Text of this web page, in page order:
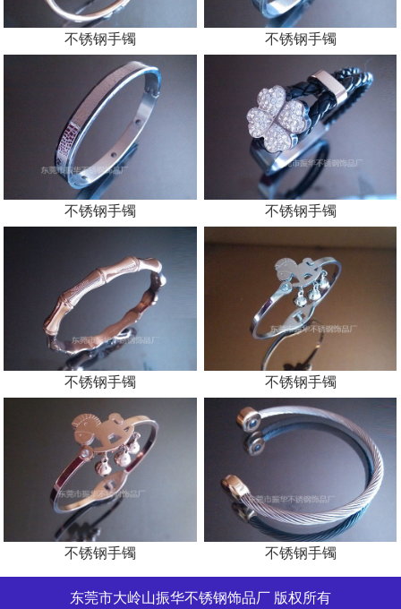
不锈钢手镯 不锈钢手镯
不锈钢手镯 不锈钢手镯
不锈钢手镯 不锈钢手镯
不锈钢手镯 不锈钢手镯
东莞市大岭山振华不锈钢饰品厂 版权所有